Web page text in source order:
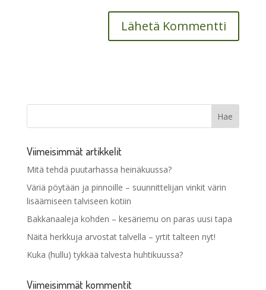
Viimeisimmät artikkelit
Mitä tehdä puutarhassa heinäkuussa?
Väriä pöytään ja pinnoille – suunnittelijan vinkit värin
lisäämiseen talviseen kotiin
Bakkanaaleja kohden – kesäriemu on paras uusi tapa
Näitä herkkuja arvostat talvella – yrtit talteen nyt!
Kuka (hullu) tykkää talvesta huhtikuussa?
Viimeisimmät kommentit